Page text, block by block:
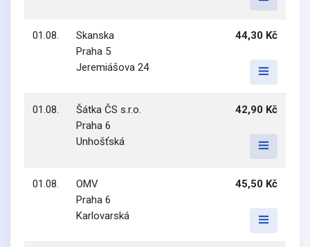
01.08.
Skanska
Praha 5
Jeremiášova 24
44,30 Kč
01.08.
Šátka ČS s.r.o.
Praha 6
Unhošťská
42,90 Kč
01.08.
OMV
Praha 6
Karlovarská
45,50 Kč